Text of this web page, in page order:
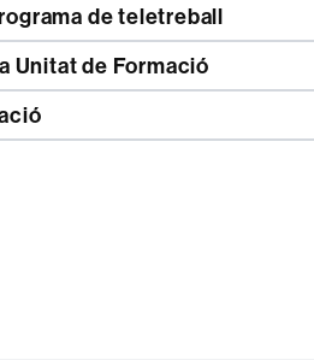
de teletreball
Unitat de Formació